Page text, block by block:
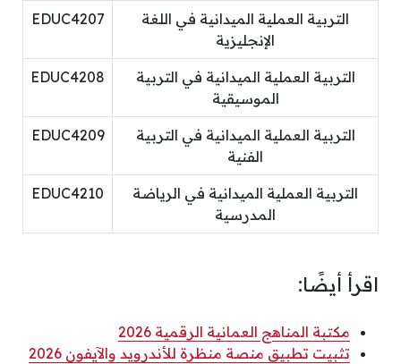
التربية العملية الميدانية في اللغة
الإنجليزية
EDUC4207
التربية العملية الميدانية في التربية
الموسيقية
EDUC4208
التربية العملية الميدانية في التربية
الفنية
EDUC4209
التربية العملية الميدانية في الرياضة
المدرسية
EDUC4210
اقرأ أيضًا:
مكتبة المناهج العمانية الرقمية 2026
تثبيت تطبيق منصة منظرة للأندرويد والآيفون 2026